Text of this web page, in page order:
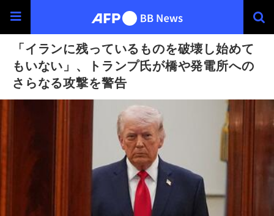
「イランに残っているものを破壊し始めて
もいない」、トランプ氏が橋や発電所への
さらなる攻撃を警告